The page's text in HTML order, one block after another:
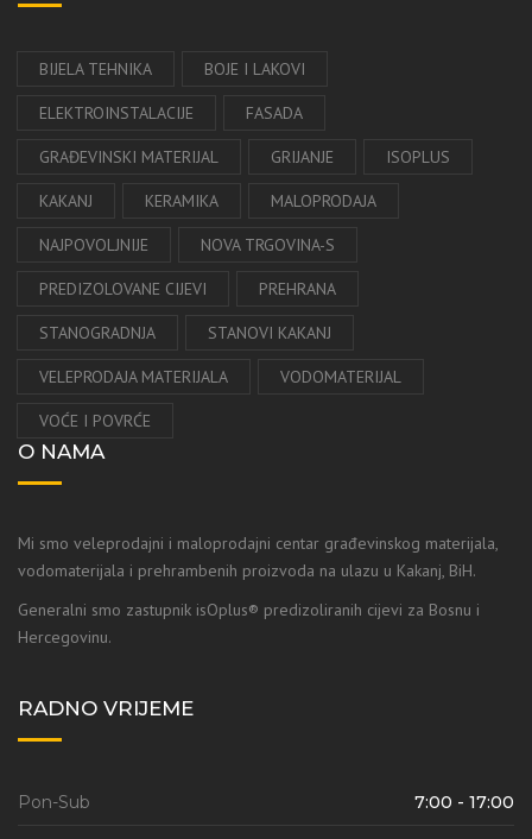
BIJELA TEHNIKA BOJE I LAKOVI
ELEKTROINSTALACIJE FASADA
GRAĐEVINSKI MATERIJAL GRIJANJE ISOPLUS
KAKANJ KERAMIKA MALOPRODAJA
NAJPOVOLJNIJE NOVA TRGOVINA-S
PREDIZOLOVANE CIJEVI PREHRANA
STANOGRADNJA STANOVI KAKANJ
VELEPRODAJA MATERIJALA VODOMATERIJAL
VOĆE I POVRĆE
O NAMA
Mi smo veleprodajni i maloprodajni centar građevinskog materijala,
vodomaterijala i prehrambenih proizvoda na ulazu u Kakanj, BiH.
Generalni smo zastupnik isOplus® predizoliranih cijevi za Bosnu i
Hercegovinu.
RADNO VRIJEME
Pon-Sub 7:00 - 17:00